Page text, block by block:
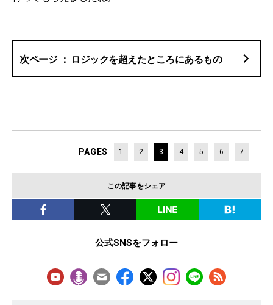
ロジックを超えたところにあるもの
PAGES 1 2 3 4 5 6 7
この記事をシェア
公式SNSをフォロー